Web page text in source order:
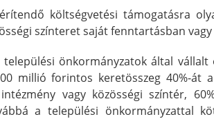
költségvetési támogatásra
színteret saját fenntartásban
önkormányzatok által
millió forintos keretösszeg 40%-
intézmény vagy közösségi színtér,
a települési önkormányzattal